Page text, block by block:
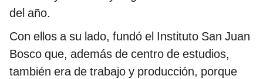
del año.
Con ellos a su lado, fundó el Instituto San Juan
Bosco que, además de centro de estudios,
también era de trabajo y producción, porque